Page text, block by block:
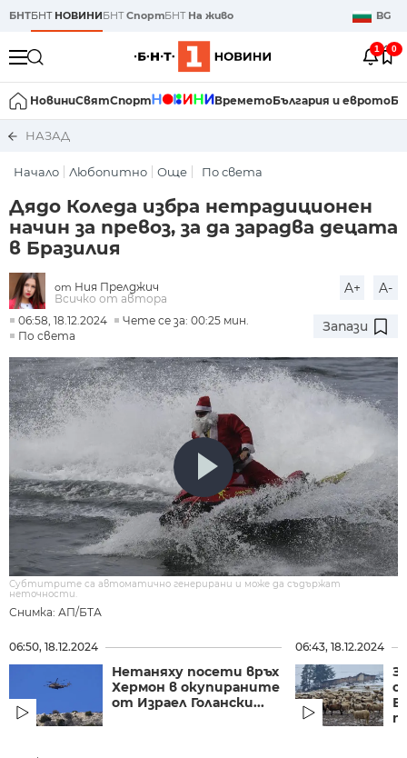
БНТБНТ НОВИНИБНТСпортБНТ На живо BG
1 0
НовиниСвятСпорт ВреметоБългария и еврото
НАЗАД
Начало Любопитно Още По света
Дядо Коледа избра нетрадиционен
начин за превоз, за да зарадва децата
в Бразилия
от Ния Прелджич
Всичко от автора
A+ A-
06:58, 18.12.2024
Чете се за: 00:25 мин.
По света
Запази
Снимка: АП/БТА
Субтитрите са автоматично генерирани и може да съдържат
неточности.
06:50, 18.12.2024
Нетаняху посети връх
Хермон в окупираните
от Израел Голански...
06:43, 18.12.2024